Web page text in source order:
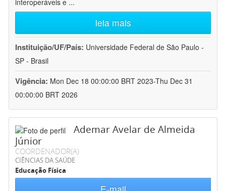
interoperáveis e ...
leia mais
Instituição/UF/País: Universidade Federal de São Paulo -
SP - Brasil
Vigência: Mon Dec 18 00:00:00 BRT 2023-Thu Dec 31
00:00:00 BRT 2026
Ademar Avelar de Almeida
Júnior
COORDENADOR(A)
CIÊNCIAS DA SAÚDE
Educação Física